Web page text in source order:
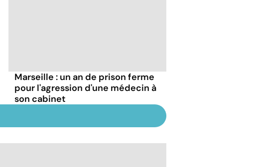
Marseille : un an de prison ferme
pour l'agression d'une médecin à
son cabinet